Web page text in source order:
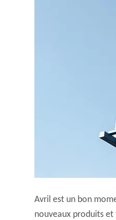
Avril est un bon
nouveaux produits et